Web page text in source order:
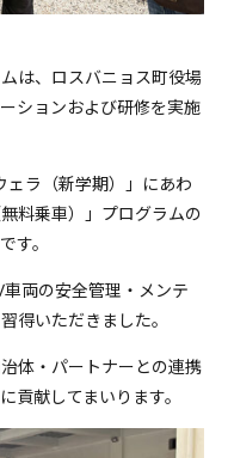
は、ロスバニョス町役場
ションおよび研修を実施
ラ（新学期）」にあわ
料乗車）」プログラムの
す。
両の安全管理・メンテ
得いただきました。
体・パートナーとの連携
貢献してまいります。